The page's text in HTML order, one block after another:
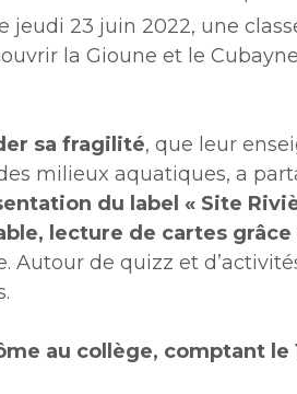
jeudi 23 juin 2022, une
la Gioune et le
sa fragilité, que leur
milieux aquatiques, a
du label « Site
lecture de cartes
Autour de quizz et
au collège, comptant le